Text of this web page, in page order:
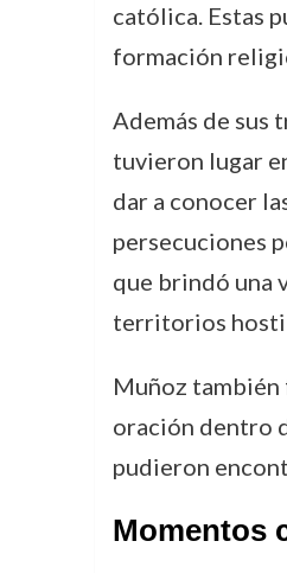
católica. Estas
formación
Además de sus
tuvieron lugar
dar a conocer
persecuciones
que brindó una
territorios
Muñoz también
oración dentro
pudieron
Momentos